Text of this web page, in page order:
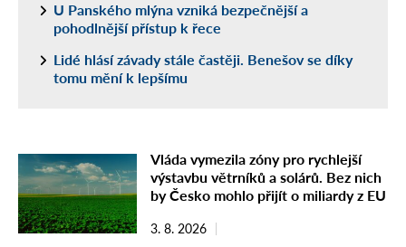
U Panského mlýna vzniká bezpečnější a
pohodlnější přístup k řece
Lidé hlásí závady stále častěji. Benešov se díky
tomu mění k lepšímu
Vláda vymezila zóny pro rychlejší
výstavbu větrníků a solárů. Bez nich
by Česko mohlo přijít o miliardy z EU
3. 8. 2026